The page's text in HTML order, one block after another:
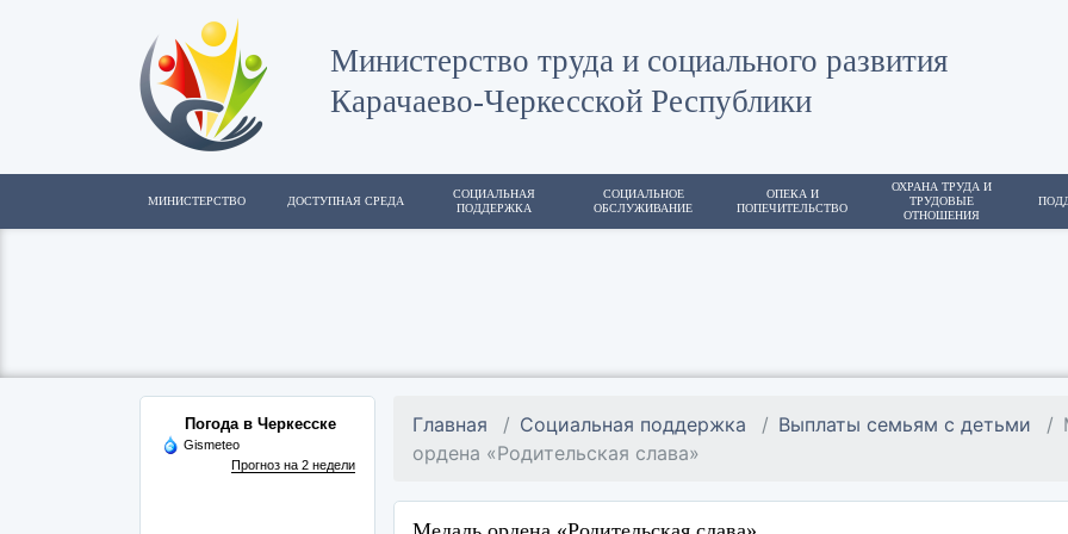
Министерство труда и социального развития
Карачаево-Черкесской Республики
МИНИСТЕРСТВО ДОСТУПНАЯ СРЕДА
СОЦИАЛЬНАЯ
ПОДДЕРЖКА
СОЦИАЛЬНОЕ
ОБСЛУЖИВАНИЕ
ОПЕКА И
ПОПЕЧИТЕЛЬСТВО
ОХРАНА ТРУДА И
ТРУДОВЫЕ
ОТНОШЕНИЯ
Погода в Черкесске
Gismeteo
Прогноз на 2 недели
Главная Социальная поддержка Выплаты семьям с детьми
ордена «Родительская слава»